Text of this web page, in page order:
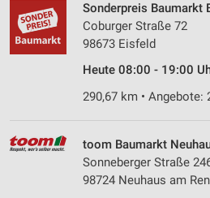
Sonderpreis Baumarkt
Coburger Straße 72
98673 Eisfeld
Heute 08:00 - 19:00
290,67 km • Angebote:
toom Baumarkt
Sonneberger Straße
98724 Neuhaus am